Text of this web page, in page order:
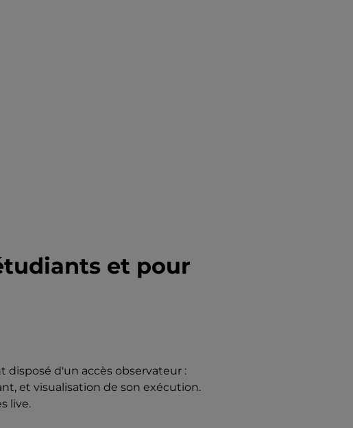
et pour
d'un accès observateur :
et visualisation de son exécution.
live.